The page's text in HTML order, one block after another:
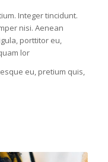
Integer tincidunt.
nisi. Aenean
porttitor eu,
lor
eu, pretium quis,